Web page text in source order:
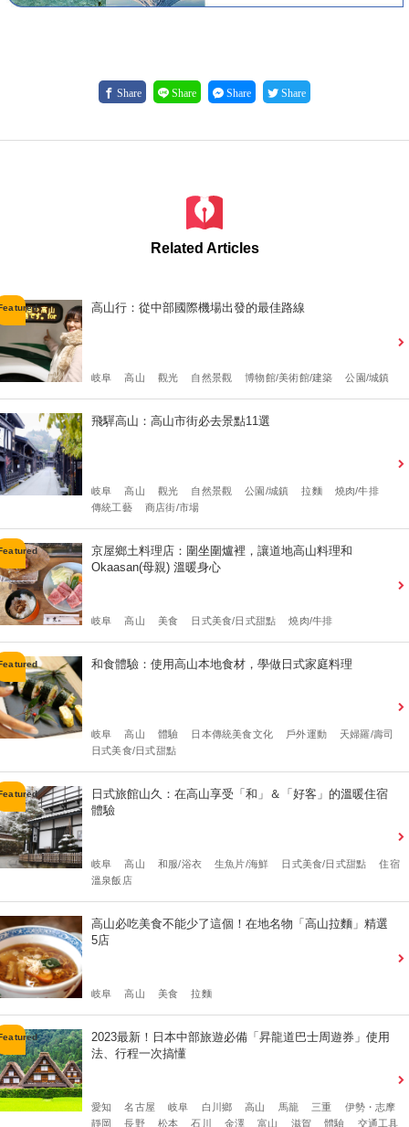
Share Share Share Share
Related Articles
高山行：從中部國際機場出發的最佳路線
岐阜 高山 觀光 自然景觀 博物館/美術館/建築 公園/城鎮
飛驒高山：高山市街必去景點11選
岐阜 高山 觀光 自然景觀 公園/城鎮 拉麵
燒肉/牛排
傳統工藝
商店街/市場
京屋鄉土料理店：圍坐圍爐裡，讓道地高山料理和
Okaasan(母親) 溫暖身心
岐阜 高山 美食 日式美食/日式甜點 燒肉/牛排
和食體驗：使用高山本地食材，學做日式家庭料理
岐阜 高山 體驗 日本傳統美食文化 戶外運動
天婦羅/壽司
日式美食/日式甜點
日式旅館山久：在高山享受「和」＆「好客」的溫暖住宿
體驗
岐阜 高山 和服/浴衣 生魚片/海鮮 日式美食/日式甜點
住宿
溫泉飯店
高山必吃美食不能少了這個！在地名物「高山拉麵」精選
5店
岐阜 高山 美食 拉麵
2023最新！日本中部旅遊必備「昇龍道巴士周遊券」使用
法、行程一次搞懂
愛知 名古屋 岐阜 白川鄉 高山 馬籠 三重
伊勢・志摩
靜岡
長野 松本 石川 金澤 富山 滋賀 體驗 交通工具